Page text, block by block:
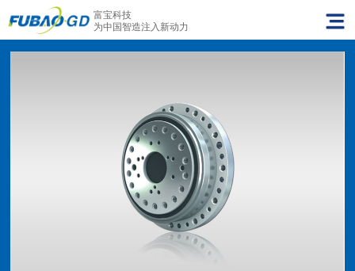
富宝科技
为中国智造注入新动力